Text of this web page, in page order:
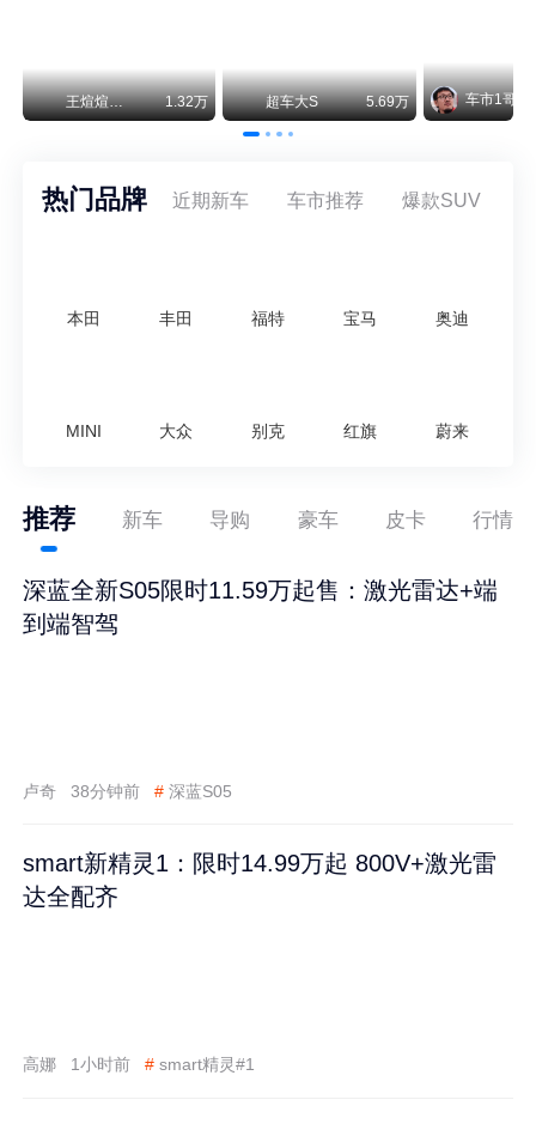
王煊煊的爱车日记 1.32万 超车大S 5.69万 车市1哥
热门品牌 近期新车 车市推荐 爆款SUV
本田 丰田 福特 宝马 奥迪
MINI 大众 别克 红旗 蔚来
推荐 新车 导购 豪车 皮卡 行情
深蓝全新S05限时11.59万起售：激光雷达+端
到端智驾
卢奇 38分钟前 # 深蓝S05
smart新精灵1：限时14.99万起 800V+激光雷
达全配齐
高娜 1小时前 # smart精灵#1